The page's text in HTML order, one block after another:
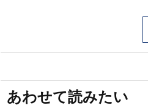
あわせて読みたい